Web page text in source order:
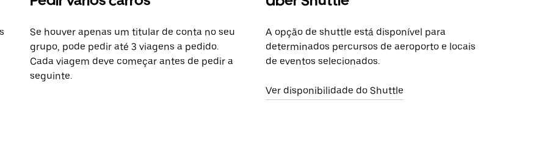
Se houver apenas um titular de conta no seu
grupo, pode pedir até 3 viagens a pedido.
Cada viagem deve começar antes de pedir a
seguinte.
A opção de shuttle está disponível para
determinados percursos de aeroporto e locais
de eventos selecionados.
Ver disponibilidade do Shuttle